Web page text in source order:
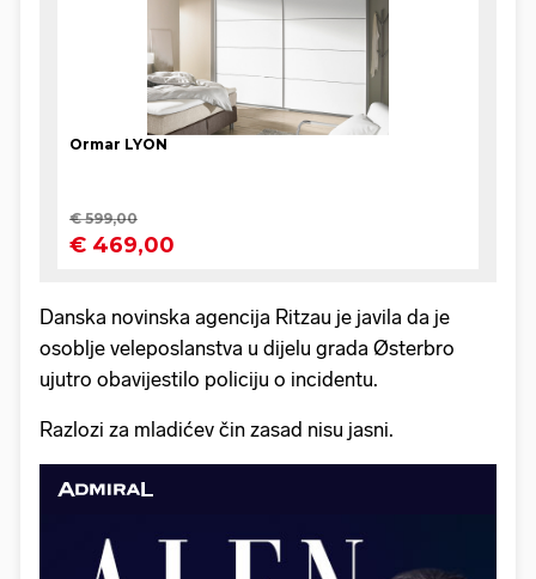
Danska novinska agencija Ritzau je javila da je
osoblje veleposlanstva u dijelu grada Østerbro
ujutro obavijestilo policiju o incidentu.
Razlozi za mladićev čin zasad nisu jasni.